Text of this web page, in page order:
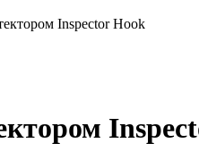
Inspector Hook